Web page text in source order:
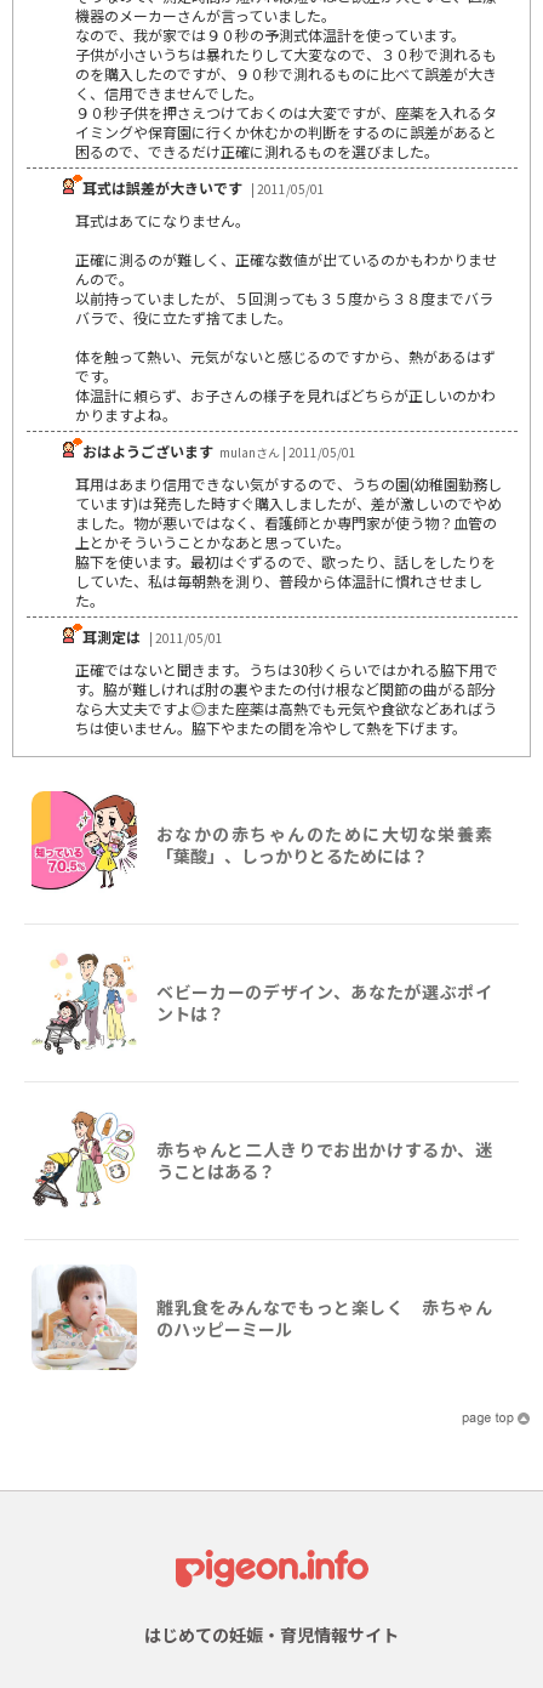
機器のメーカーさんが言っていました。
なので、我が家では９０秒の予測式体温計を使っています。
子供が小さいうちは暴れたりして大変なので、３０秒で測れるも
のを購入したのですが、９０秒で測れるものに比べて誤差が大き
く、信用できませんでした。
９０秒子供を押さえつけておくのは大変ですが、座薬を入れるタ
イミングや保育園に行くか休むかの判断をするのに誤差があると
困るので、できるだけ正確に測れるものを選びました。
耳式は誤差が大きいです | 2011/05/01
耳式はあてになりません。
正確に測るのが難しく、正確な数値が出ているのかもわかりませ
んので。
以前持っていましたが、５回測っても３５度から３８度までバラ
バラで、役に立たず捨てました。
体を触って熱い、元気がないと感じるのですから、熱があるはず
です。
体温計に頼らず、お子さんの様子を見ればどちらが正しいのかわ
かりますよね。
おはようございます mulanさん | 2011/05/01
耳用はあまり信用できない気がするので、うちの園(幼稚園勤務し
ています)は発売した時すぐ購入しましたが、差が激しいのでやめ
ました。物が悪いではなく、看護師とか専門家が使う物？血管の
上とかそういうことかなあと思っていた。
脇下を使います。最初はぐずるので、歌ったり、話しをしたりを
していた、私は毎朝熱を測り、普段から体温計に慣れさせまし
た。
耳測定は | 2011/05/01
正確ではないと聞きます。うちは30秒くらいではかれる脇下用で
す。脇が難しければ肘の裏やまたの付け根など関節の曲がる部分
なら大丈夫ですよ◎また座薬は高熱でも元気や食欲などあればう
ちは使いません。脇下やまたの間を冷やして熱を下げます。
おなかの赤ちゃんのために大切な栄養素
「葉酸」、しっかりとるためには？
ベビーカーのデザイン、あなたが選ぶポイ
ントは？
赤ちゃんと二人きりでお出かけするか、迷
うことはある？
離乳食をみんなでもっと楽しく 赤ちゃん
のハッピーミール
はじめての妊娠・育児情報サイト